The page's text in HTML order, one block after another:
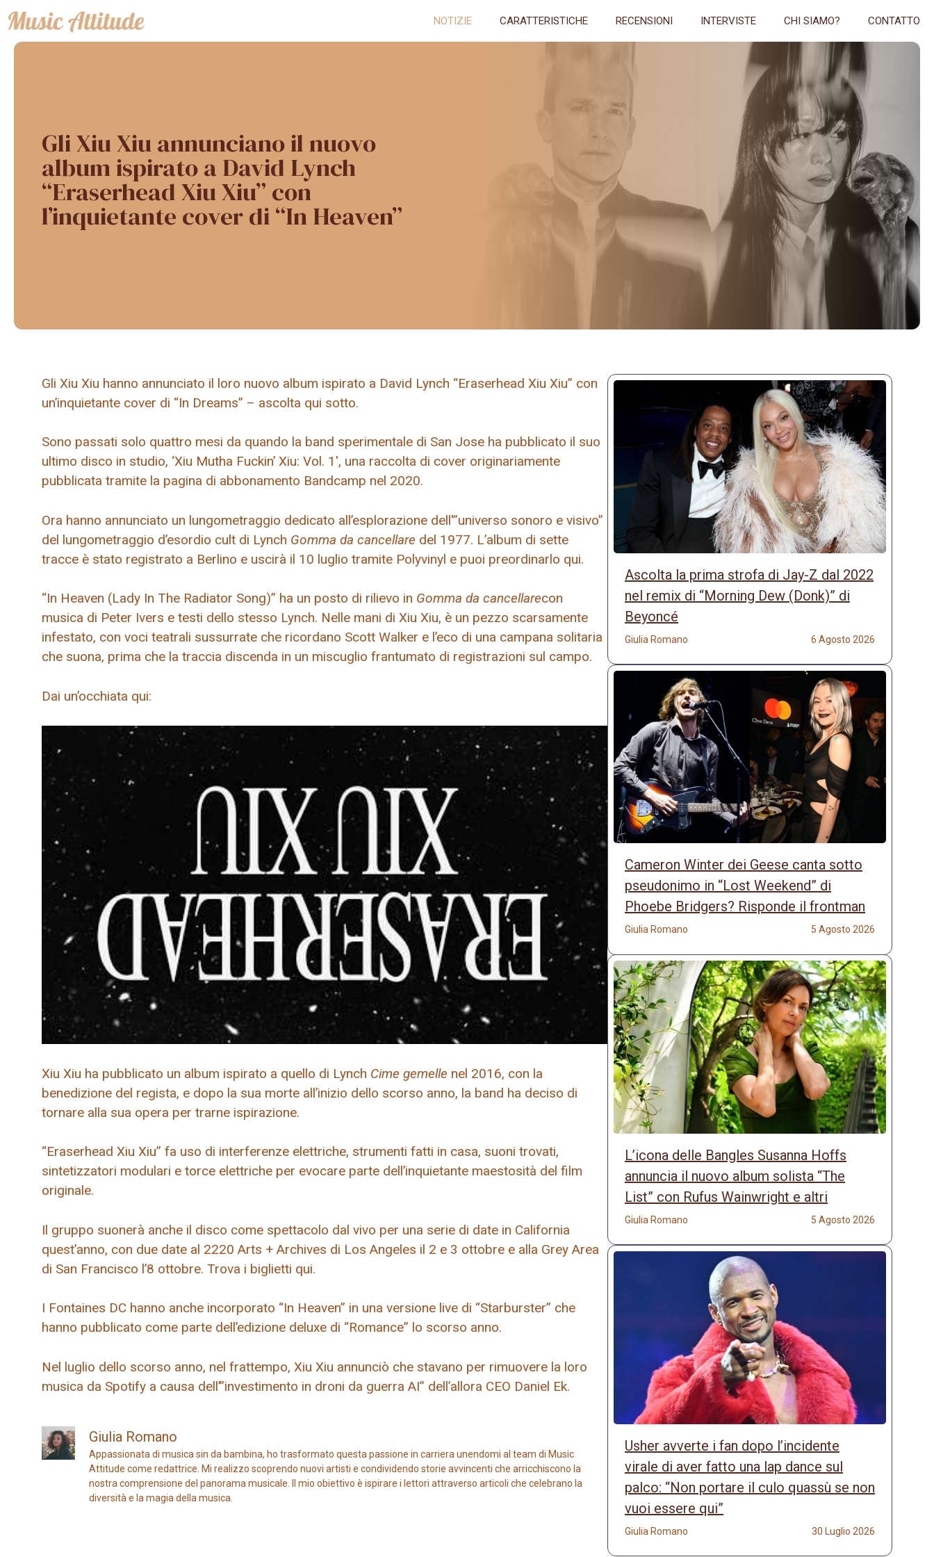
Vai
al
contenuto
NOTIZIE CARATTERISTICHE RECENSIONI INTERVISTE CHI SIAMO? CONTATTO
Gli Xiu Xiu annunciano il nuovo
album ispirato a David Lynch
“Eraserhead Xiu Xiu” con
l’inquietante cover di “In Heaven”
Gli Xiu Xiu hanno annunciato il loro nuovo album ispirato a David Lynch “Eraserhead Xiu Xiu” con
un’inquietante cover di “In Dreams” – ascolta qui sotto.
Sono passati solo quattro mesi da quando la band sperimentale di San Jose ha pubblicato il suo
ultimo disco in studio, ‘Xiu Mutha Fuckin’ Xiu: Vol. 1′, una raccolta di cover originariamente
pubblicata tramite la pagina di abbonamento Bandcamp nel 2020.
Ora hanno annunciato un lungometraggio dedicato all’esplorazione dell'”universo sonoro e visivo”
del lungometraggio d’esordio cult di Lynch Gomma da cancellare del 1977. L’album di sette
tracce è stato registrato a Berlino e uscirà il 10 luglio tramite Polyvinyl e puoi preordinarlo qui.
“In Heaven (Lady In The Radiator Song)” ha un posto di rilievo in Gomma da cancellarecon
musica di Peter Ivers e testi dello stesso Lynch. Nelle mani di Xiu Xiu, è un pezzo scarsamente
infestato, con voci teatrali sussurrate che ricordano Scott Walker e l’eco di una campana solitaria
che suona, prima che la traccia discenda in un miscuglio frantumato di registrazioni sul campo.
Dai un’occhiata qui:
Xiu Xiu ha pubblicato un album ispirato a quello di Lynch Cime gemelle nel 2016, con la
benedizione del regista, e dopo la sua morte all’inizio dello scorso anno, la band ha deciso di
tornare alla sua opera per trarne ispirazione.
“Eraserhead Xiu Xiu” fa uso di interferenze elettriche, strumenti fatti in casa, suoni trovati,
sintetizzatori modulari e torce elettriche per evocare parte dell’inquietante maestosità del film
originale.
Il gruppo suonerà anche il disco come spettacolo dal vivo per una serie di date in California
quest’anno, con due date al 2220 Arts + Archives di Los Angeles il 2 e 3 ottobre e alla Grey Area
di San Francisco l’8 ottobre. Trova i biglietti qui.
I Fontaines DC hanno anche incorporato “In Heaven” in una versione live di “Starburster” che
hanno pubblicato come parte dell’edizione deluxe di “Romance” lo scorso anno.
Nel luglio dello scorso anno, nel frattempo, Xiu Xiu annunciò che stavano per rimuovere la loro
musica da Spotify a causa dell’”investimento in droni da guerra AI” dell’allora CEO Daniel Ek.
Giulia Romano
Appassionata di musica sin da bambina, ho trasformato questa passione in carriera unendomi al team di Music
Attitude come redattrice. Mi realizzo scoprendo nuovi artisti e condividendo storie avvincenti che arricchiscono la
nostra comprensione del panorama musicale. Il mio obiettivo è ispirare i lettori attraverso articoli che celebrano la
diversità e la magia della musica.
Ascolta la prima strofa di Jay-Z dal 2022
nel remix di “Morning Dew (Donk)” di
Beyoncé
Giulia Romano 6 Agosto 2026
Cameron Winter dei Geese canta sotto
pseudonimo in “Lost Weekend” di
Phoebe Bridgers? Risponde il frontman
Giulia Romano 5 Agosto 2026
L’icona delle Bangles Susanna Hoffs
annuncia il nuovo album solista “The
List” con Rufus Wainwright e altri
Giulia Romano 5 Agosto 2026
Usher avverte i fan dopo l’incidente
virale di aver fatto una lap dance sul
palco: “Non portare il culo quassù se non
vuoi essere qui”
Giulia Romano 30 Luglio 2026